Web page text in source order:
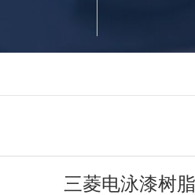
三菱电泳漆树